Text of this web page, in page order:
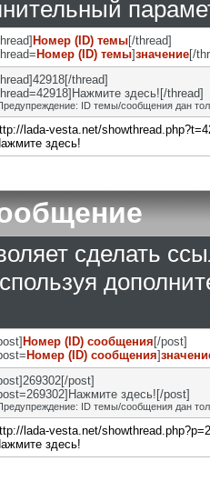
Номер (ID) темы[/thread]
Номер (ID) темы]значение[/
thread]
здесь![/thread]
ID темы/сообщения дан
lada-vesta.net/
здесь!
сделать
Номер (ID) сообщения [/post]
Номер (ID) сообщения]
post]
здесь![/post]
ID темы/сообщения дан
lada-vesta.net/
здесь!